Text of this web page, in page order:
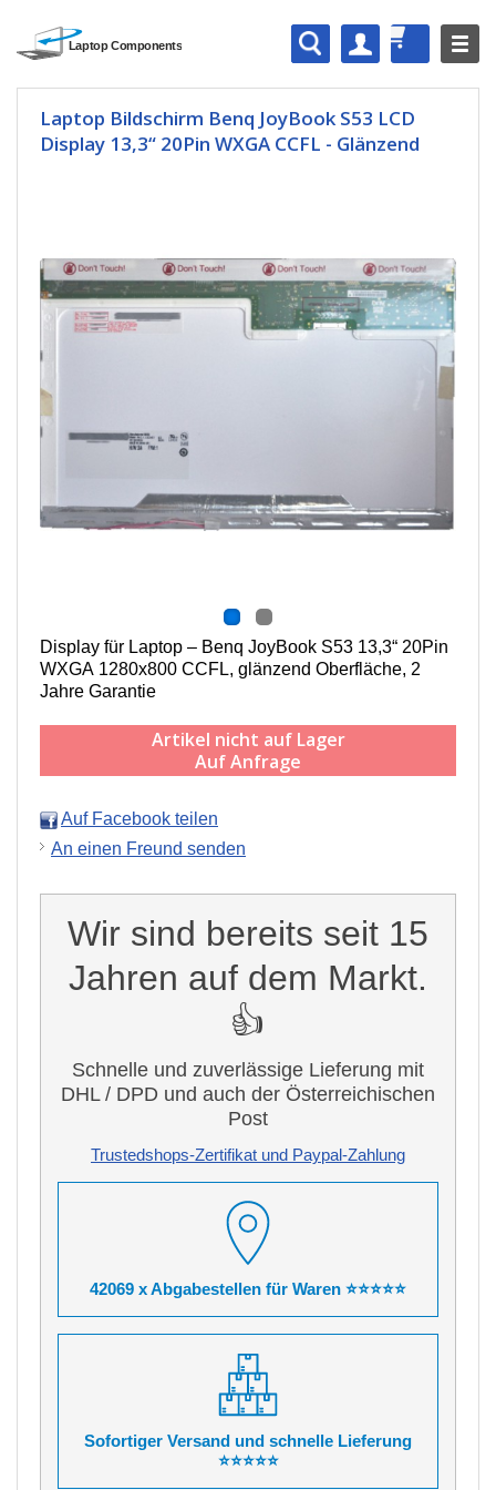
Laptop Bildschirm Benq JoyBook S53 LCD
Display 13,3“ 20Pin WXGA CCFL - Glänzend
Display für Laptop – Benq JoyBook S53 13,3“ 20Pin
WXGA 1280x800 CCFL, g länzend Oberfläche, 2
Jahre Garantie
Artikel nicht auf Lager
Auf Anfrage
Auf Facebook teilen
An einen Freund senden
Wir sind bereits seit 15
Jahren auf dem Markt.
👍
Schnelle und zuverlässige Lieferung mit
DHL / DPD und auch der Österreichischen
Post
Trustedshops-Zertifikat und Paypal-Zahlung
42069 x Abgabestellen für Waren ⭐⭐⭐⭐⭐
Sofortiger Versand und schnelle Lieferung
⭐⭐⭐⭐⭐